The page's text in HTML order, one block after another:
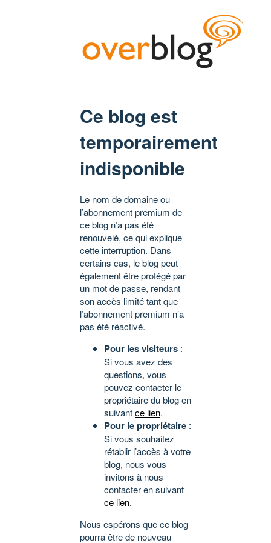
Ce blog est
temporairement
indisponible
Le nom de domaine ou
l’abonnement premium de
ce blog n’a pas été
renouvelé, ce qui explique
cette interruption. Dans
certains cas, le blog peut
également être protégé par
un mot de passe, rendant
son accès limité tant que
l’abonnement premium n’a
pas été réactivé.
Pour les visiteurs :
Si vous avez des
questions, vous
pouvez contacter le
propriétaire du blog en
suivantce lien.
Pour le propriétaire :
Si vous souhaitez
rétablir l’accès à votre
blog, nous vous
invitons à nous
contacter en suivant
ce lien.
Nous espérons que ce blog
pourra être de nouveau